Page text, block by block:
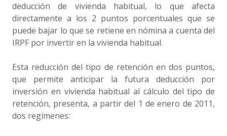
deducción de vivienda habitual, lo que afecta
directamente a los 2 puntos porcentuales que se
puede bajar lo que se retiene en nómina a cuenta del
IRPF por invertir en la vivienda habitual.
Esta reducción del tipo de retención en dos puntos,
que permite anticipar la futura deducción por
inversión en vivienda habitual al cálculo del tipo de
retención, presenta, a partir del 1 de enero de 2011,
dos regímenes: